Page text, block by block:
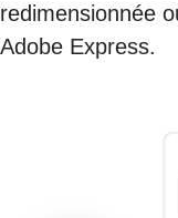
redimensionnée
Adobe Express.